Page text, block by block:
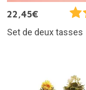
22,45€
Set de deux tasses